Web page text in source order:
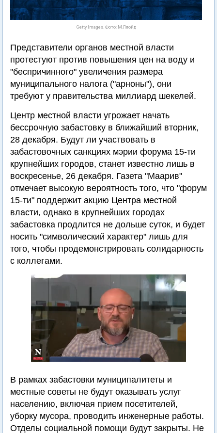
Getty Images. Фото: М.Ллойд
Представители органов местной власти
протестуют против повышения цен на воду и
"беспричинного" увеличения размера
муниципального налога ("арноны"), они
требуют у правительства миллиард шекелей.
Центр местной власти угрожает начать
бессрочную забастовку в ближайший вторник,
28 декабря. Будут ли участвовать в
забастовочных санкциях мэрии форума 15-ти
крупнейших городов, станет известно лишь в
воскресенье, 26 декабря. Газета "Маарив"
отмечает высокую вероятность того, что "форум
15-ти" поддержит акцию Центра местной
власти, однако в крупнейших городах
забастовка продлится не дольше суток, и будет
носить "символический характер" лишь для
того, чтобы продемонстрировать солидарность
с коллегами.
В рамках забастовки муниципалитеты и
местные советы не будут оказывать услуг
населению, включая прием посетителей,
уборку мусора, проводить инженерные работы.
Отделы социальной помощи будут закрыты. Не